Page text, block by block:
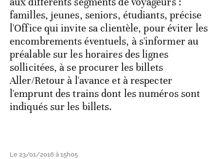
familles, jeunes, seniors, étudiants, précise
l'Office qui invite sa clientèle, pour éviter les
encombrements éventuels, à s'informer au
préalable sur les horaires des lignes
sollicitées, à se procurer les billets
Aller/Retour à l'avance et à respecter
l'emprunt des trains dont les numéros sont
indiqués sur les billets.
Le 23/01/2016 à 15h05